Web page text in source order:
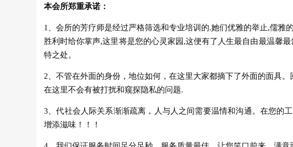
本会所郑重承诺：
1、会所的芳疗师是经过严格筛选和专业培训的.她们优雅的举止,儒雅
胜利时给你掌声,这里将是您的心灵家园,这便有了人生最自由最温馨
特之处。
2、不管在外面的身份，地位如何，在这里大家都摘下了外面的面具
在这里不会有被打扰和窥探隐私的问题.
3、代社会人际关系渐渐疏离，人与人之间需要温情和沟通。在您的
增添滋味！！！